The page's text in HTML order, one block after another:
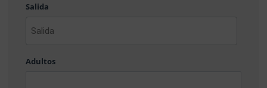
MM
DD
Salida
AAAA
MM
Adultos